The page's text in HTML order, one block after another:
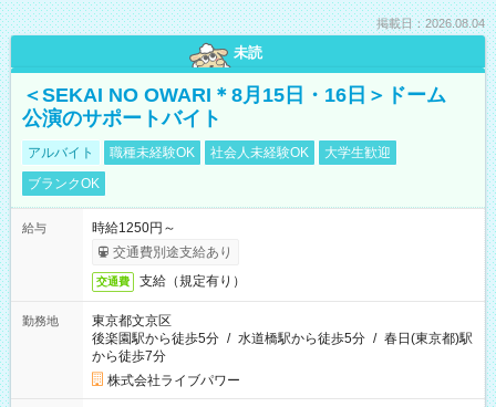
掲載日：2026.08.04
未読
＜SEKAI NO OWARI＊8月15日・16日＞ドーム
公演のサポートバイト
アルバイト 職種未経験OK 社会人未経験OK
大学生歓迎
ブランクOK
給与
時給1250円～
交通費別途支給あり
交通費 支給（規定有り）
勤務地
東京都文京区
後楽園駅から徒歩5分 / 水道橋駅から徒歩5分 / 春日(東京都)駅
から徒歩7分
株式会社ライブパワー